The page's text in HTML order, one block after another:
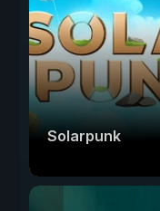
Solarpunk